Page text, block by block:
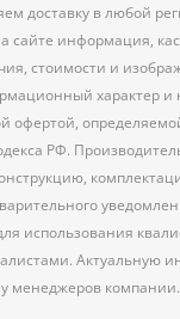
доставку в любой
сайте информация,
стоимости и
характер и
офертой,
РФ.
использования
Актуальную
у менеджеров компании.